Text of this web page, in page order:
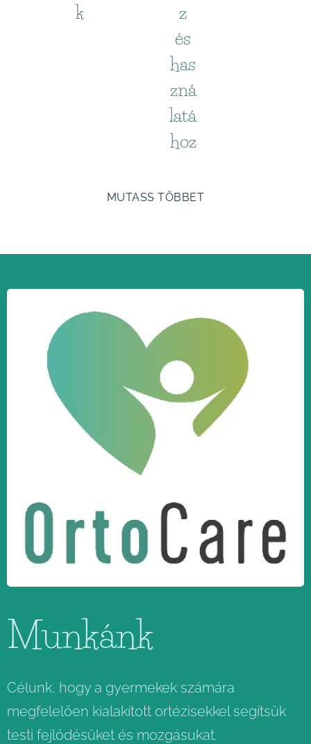
k
z
és
has
zná
latá
hoz
MUTASS TÖBBET
Munkánk
Célunk, hogy a gyermekek számára
megfelelően kialakított ortézisekkel segítsük
testi fejlődésüket és mozgásukat.